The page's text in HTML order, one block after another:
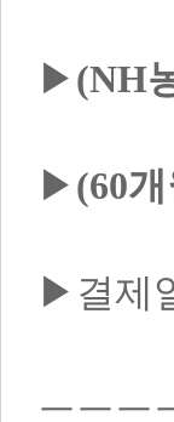
▶ (NH
▶ (60
▶결제
ㅡㅡㅡ